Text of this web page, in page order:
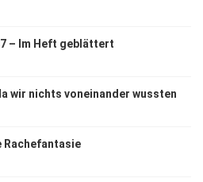
– Im Heft geblättert
wir nichts voneinander wussten
Rachefantasie